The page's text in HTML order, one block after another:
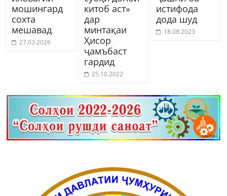
мошингард
сохта
мешавад
27.03.2026
китоб аст»
дар
минтақаи
Ҳисор
ҷамъбаст
гардид
25.10.2022
истифода
дода шуд
18.08.2023